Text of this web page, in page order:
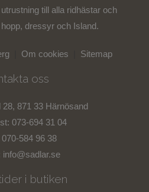
till alla ridhästar och
dressyr och Island.
Om cookies Sitemap
oss
871 33 Härnösand
073-694 31 04
584 96 38
info@sadlar.se
i butiken